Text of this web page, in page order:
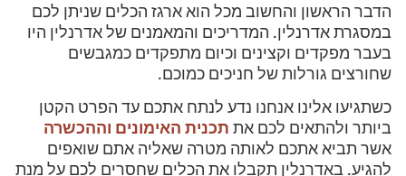
הדבר הראשון והחשוב מכל הוא ארגז הכלים שניתן לכם
במסגרת אדרנלין. המדריכים והמאמנים של אדרנלין היו
בעבר מפקדים וקצינים וכיום מתפקדים כמגבשים
שחורצים גורלות של חניכים כמוכם.
כשתגיעו אלינו אנחנו נדע לנתח אתכם עד הפרט הקטן
ביותר ולהתאים לכם את תכנית האימונים וההכשרה
אשר תביא אתכם לאותה מטרה שאליה אתם שואפים
להגיע. באדרנלין תקבלו את הכלים שחסרים לכם על מנת